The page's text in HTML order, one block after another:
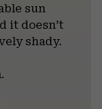
sun
it doesn’t
shady.